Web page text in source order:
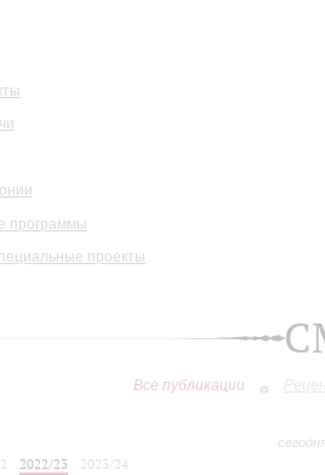
программы
проекты
Все публикации
2022/23
2023/24